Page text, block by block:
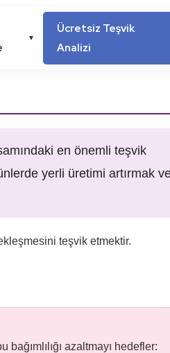
▼
Ücretsiz Teşvik
Analizi
en önemli teşvik
yerli üretimi artırmak
teşvik etmektir.
azaltmayı hedefler: